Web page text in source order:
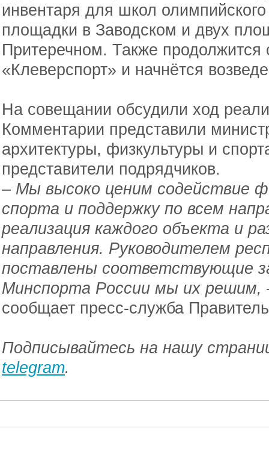
инвентаря для школ
площадки в Заводском и двух
Притеречном. Также продолжится
«Клеверспорт» и начнётся
На совещании обсудили ход
Комментарии представили
архитектуры, физкультуры и
представители подрядчиков.
– Мы высоко ценим содействие
спорта и поддержку по всем
реализация каждого объекта и
направления. Руководителем
поставлены соответствующие
Минспорта России мы их решим,
сообщает пресс-служба
Подписывайтесь на нашу
telegram.